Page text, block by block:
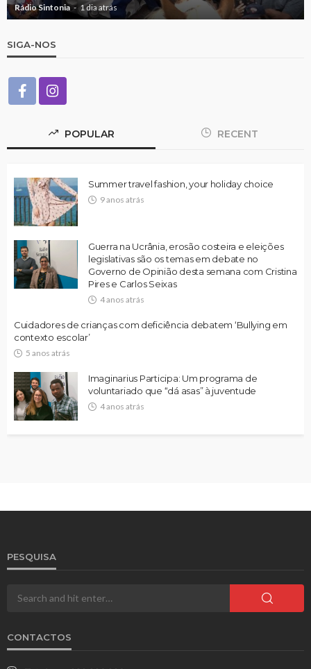
Rádio Sintonia 1 dia atrás
SIGA-NOS
POPULAR RECENT
Summer travel fashion, your holiday choice
9 anos atrás
Guerra na Ucrânia, erosão costeira e eleições
legislativas são os temas em debate no
Governo de Opinião desta semana com Cristina
Pires e Carlos Seixas
4 anos atrás
Cuidadores de crianças com deficiência debatem ‘Bullying em
contexto escolar’
5 anos atrás
Imaginarius Participa: Um programa de
voluntariado que “dá asas” à juventude
4 anos atrás
PESQUISA
CONTACTOS